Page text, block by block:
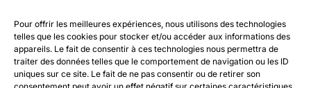
Pour offrir les meilleures expériences, nous utilisons des technologies
telles que les cookies pour stocker et/ou accéder aux informations des
appareils. Le fait de consentir à ces technologies nous permettra de
traiter des données telles que le comportement de navigation ou les ID
uniques sur ce site. Le fait de ne pas consentir ou de retirer son
La fausse fourrure, bien que moins délicate
que la vraie fourrure, nécessite toujours un